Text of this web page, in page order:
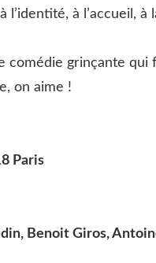
à l’accueil, à
comédie grinçante
on aime !
Paris
Benoit Giros,